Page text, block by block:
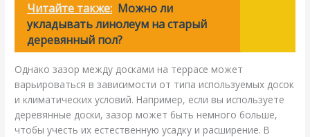
Читайте также: Можно ли
укладывать линолеум на старый
деревянный пол?
Однако зазор между досками на террасе может
варьироваться в зависимости от типа используемых досок
и климатических условий. Например, если вы используете
деревянные доски, зазор может быть немного больше,
чтобы учесть их естественную усадку и расширение. В